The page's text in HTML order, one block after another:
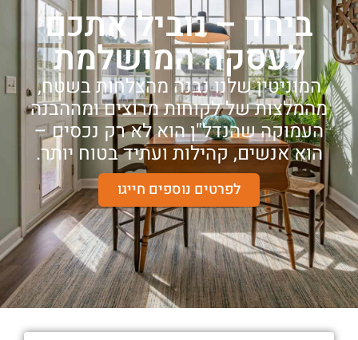
ביחד – נוביל אתכם
לעסקה המושלמת
המוניטין שלנו נבנה מהצלחות בשטח,
מהמלצות של לקוחות מרוצים ומההבנה
העמוקה שהנדל"ן הוא לא רק נכסים –
הוא אנשים, קהילות ועתיד בטוח יותר.
לפרטים נוספים חייגו